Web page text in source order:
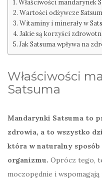
Właściwości mandarynek
Wartości odżywcze
Witaminy i minerały w
Jakie są korzyści
Jak Satsuma wpływa na
Właściwości
Satsuma
Mandarynki Satsuma to
zdrowia, a to wszystko
która w naturalny sposób
organizmu. Oprócz tego,
moczopędnie i